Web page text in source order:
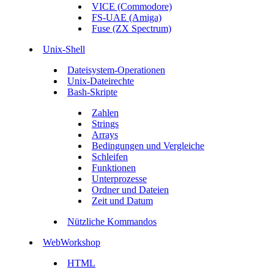
VICE (Commodore)
FS-UAE (Amiga)
Fuse (ZX Spectrum)
Unix-Shell
Dateisystem-Operationen
Unix-Dateirechte
Bash-Skripte
Zahlen
Strings
Arrays
Bedingungen und Vergleiche
Schleifen
Funktionen
Unterprozesse
Ordner und Dateien
Zeit und Datum
Nützliche Kommandos
WebWorkshop
HTML